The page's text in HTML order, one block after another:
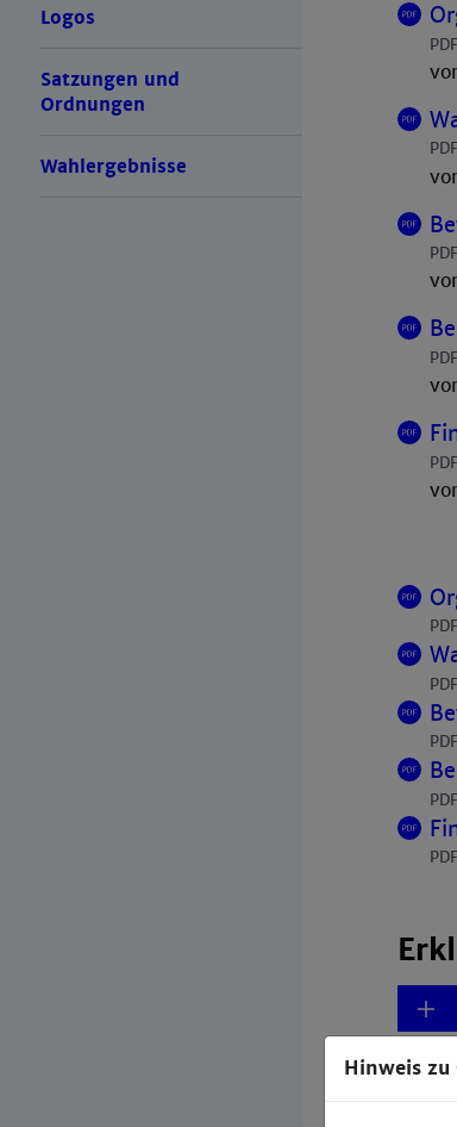
Logos
Satzungen und
Ordnungen
Wahlergebnisse
PDF
PDF
PDF
PDF
PDF
PDF
PDF
PDF
PDF
PDF
Hinweis zu